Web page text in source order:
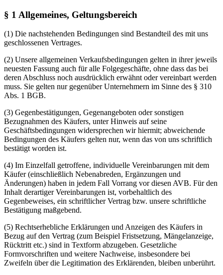
§ 1 Allgemeines, Geltungsbereich
(1) Die nachstehenden Bedingungen sind Bestandteil des mit uns
geschlossenen Vertrages.
(2) Unsere allgemeinen Verkaufsbedingungen gelten in ihrer jeweils
neuesten Fassung auch für alle Folgegeschäfte, ohne dass das bei
deren Abschluss noch ausdrücklich erwähnt oder vereinbart werden
muss. Sie gelten nur gegenüber Unternehmern im Sinne des § 310
Abs. 1 BGB.
(3) Gegenbestätigungen, Gegenangeboten oder sonstigen
Bezugnahmen des Käufers, unter Hinweis auf seine
Geschäftsbedingungen widersprechen wir hiermit; abweichende
Bedingungen des Käufers gelten nur, wenn das von uns schriftlich
bestätigt worden ist.
(4) Im Einzelfall getroffene, individuelle Vereinbarungen mit dem
Käufer (einschließlich Nebenabreden, Ergänzungen und
Änderungen) haben in jedem Fall Vorrang vor diesen AVB. Für den
Inhalt derartiger Vereinbarungen ist, vorbehaltlich des
Gegenbeweises, ein schriftlicher Vertrag bzw. unsere schriftliche
Bestätigung maßgebend.
(5) Rechtserhebliche Erklärungen und Anzeigen des Käufers in
Bezug auf den Vertrag (zum Beispiel Fristsetzung, Mängelanzeige,
Rücktritt etc.) sind in Textform abzugeben. Gesetzliche
Formvorschriften und weitere Nachweise, insbesondere bei
Zweifeln über die Legitimation des Erklärenden, bleiben unberührt.